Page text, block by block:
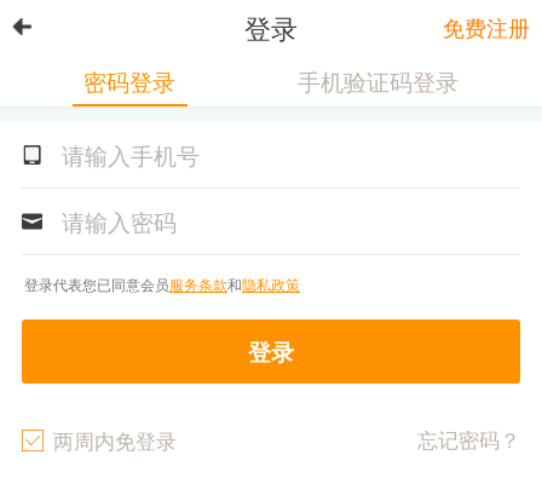
登录 免费注册
密码登录 手机验证码登录
登录代表您已同意会员服务条款和隐私政策
登录
两周内免登录 忘记密码？